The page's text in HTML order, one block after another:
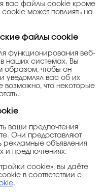
вас файлы cookie кроме
может повлиять на
файлы cookie
функционирования веб-
наших системах. Вы
образом, чтобы он
уведомлял вас об их
возможно, что некоторые
ваши предпочтения
Они предоставляют
рекламные объявления
и предпочтениях.
cookie», вы даёте
в соответствии с
.